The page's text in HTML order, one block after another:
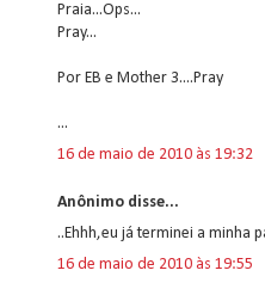
Praia...Ops...
Pray...
Por EB e Mother 3....Pray
...
16 de maio de 2010 às 19:32
Anônimo disse...
..Ehhh,eu já terminei a minha
16 de maio de 2010 às 19:55